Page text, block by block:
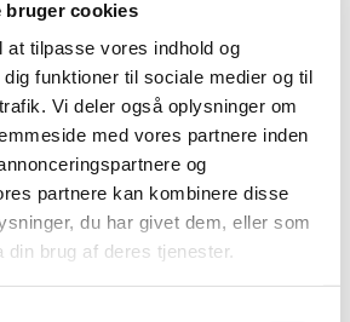
bruger cookies
at tilpasse vores indhold og
funktioner til sociale medier og til
Vi deler også oplysninger om
med vores partnere inden
og
partnere kan kombinere disse
du har givet dem, eller som
din brug af deres tjenester.
Lim
Pincetter og Tweezer
Vippe- & Brynfarve
Voks
DIY Lashes
Gavekort
Nedsatte Varer
Showroom
Z009 8mm